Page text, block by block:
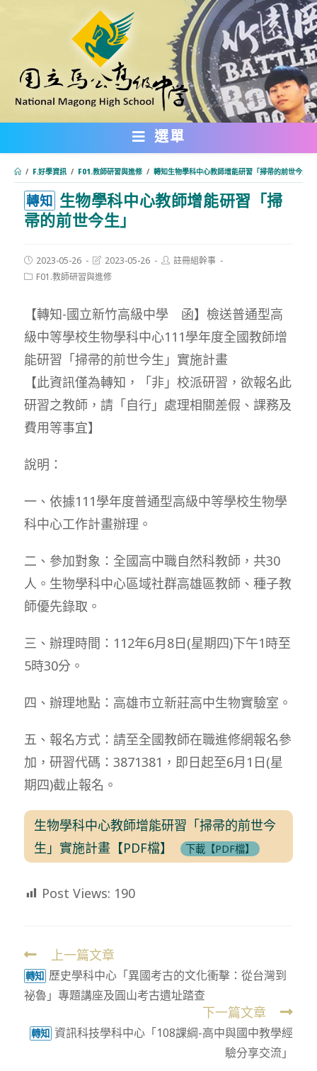
內
選單
/ F.好學資訊 / F01.教師研習與進修 / 轉知生物學科中心教師增能研習「掃帚的前世今生」
轉知 生物學科中心教師增能研習「掃
帚的前世今生」
Post
published:
2023-05-26
Post
last
modified:
2023-05-26
Post註冊組幹事
PostF01.教師研習與進修
【轉知-國立新竹高級中學 函】檢送普通型高
級中等學校生物學科中心111學年度全國教師增
能研習「掃帚的前世今生」實施計畫
【此資訊僅為轉知，「非」校派研習，欲報名此
研習之教師，請「自行」處理相關差假、課務及
費用等事宜】
說明：
一、依據111學年度普通型高級中等學校生物學
科中心工作計畫辦理。
二、參加對象：全國高中職自然科教師，共30
人。生物學科中心區域社群高雄區教師、種子教
師優先錄取。
三、辦理時間：112年6月8日(星期四)下午1時至
5時30分。
四、辦理地點：高雄市立新莊高中生物實驗室。
五、報名方式：請至全國教師在職進修網報名參
加，研習代碼：3871381，即日起至6月1日(星
期四)截止報名。
生物學科中心教師增能研習「掃帚的前世今
生」實施計畫【PDF檔】
下載【PDF檔】
Post Views: 190
Read
more
articles
上一篇文章
轉知 歷史學科中心「異國考古的文化衝擊：從台灣到
祕魯」專題講座及圓山考古遺址踏查
下一篇文章
轉知 資訊科技學科中心「108課綱-高中與國中教學經
驗分享交流」